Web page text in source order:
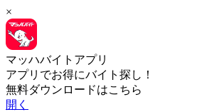
×
マッハバイトアプリ
アプリでお得にバイト探し！
無料ダウンロードはこちら
開く